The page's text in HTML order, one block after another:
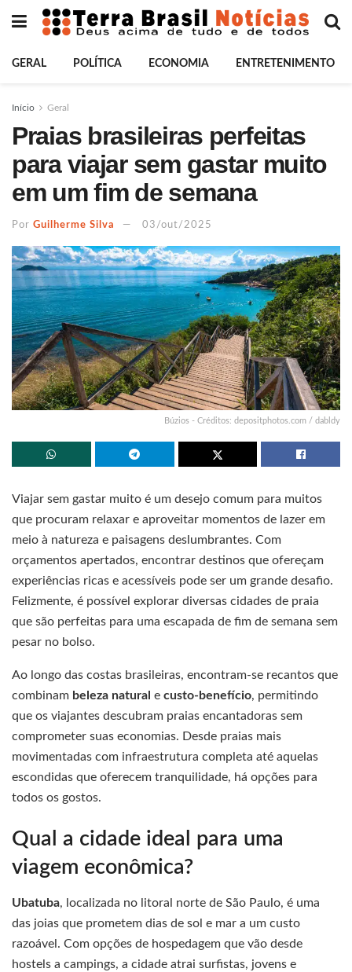
GERAL POLÍTICA ECONOMIA ENTRETENIMENTO
Início Geral
Praias brasileiras perfeitas
para viajar sem gastar muito
em um fim de semana
Por Guilherme Silva 03/out/2025
Búzios - Créditos: depositphotos.com / dabldy
Viajar sem gastar muito é um desejo comum para muitos
que procuram relaxar e aproveitar momentos de lazer em
meio à natureza e paisagens deslumbrantes. Com
orçamentos apertados, encontrar destinos que ofereçam
experiências ricas e acessíveis pode ser um grande desafio.
Felizmente, é possível explorar diversas cidades de praia
que são perfeitas para uma escapada de fim de semana sem
pesar no bolso.
Ao longo das costas brasileiras, encontram-se recantos que
combinam beleza natural e custo-benefício, permitindo
que os viajantes descubram praias encantadoras sem
comprometer suas economias. Desde praias mais
movimentadas com infraestrutura completa até aquelas
escondidas que oferecem tranquilidade, há opções para
todos os gostos.
Qual a cidade ideal para uma
viagem econômica?
Ubatuba, localizada no litoral norte de São Paulo, é uma
das joias que prometem dias de sol e mar a um custo
razoável. Com opções de hospedagem que vão desde
hostels a campings, a cidade atrai surfistas, jovens e